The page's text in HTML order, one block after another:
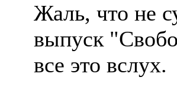
Жаль, что не
выпуск
все это вслух.